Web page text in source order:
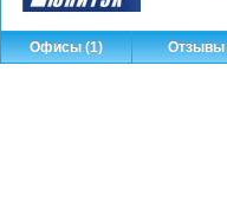
Офисы (1) Отзывы